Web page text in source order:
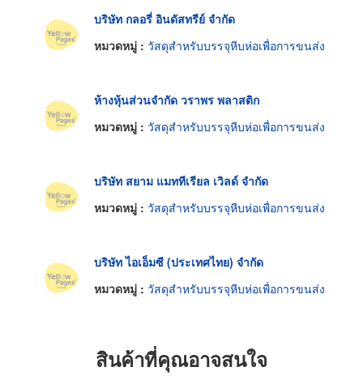
บริษัท กลอรี่ อินดัสทรีย์ จำกัด
หมวดหมู่ : วัสดุสำหรับบรรจุหีบห่อเพื่อการขนส่ง
ห้างหุ้นส่วนจำกัด วราพร พลาสติก
หมวดหมู่ : วัสดุสำหรับบรรจุหีบห่อเพื่อการขนส่ง
บริษัท สยาม แมททีเรียล เวิลด์ จำกัด
หมวดหมู่ : วัสดุสำหรับบรรจุหีบห่อเพื่อการขนส่ง
บริษัท ไอเอ็มซี (ประเทศไทย) จำกัด
หมวดหมู่ : วัสดุสำหรับบรรจุหีบห่อเพื่อการขนส่ง
สินค้าที่คุณอาจสนใจ